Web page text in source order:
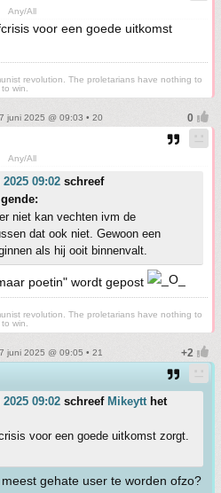
Any/All
voor een goede uitkomst
revolution. The proletarians have nothing to
win.
juni 2025 @ 09:03 • 20
Any/All
09:02 schreef
niet kan vechten ivm de
dat ook niet. Gewoon een
als hij ooit binnenvalt.
poetin" wordt gepost
revolution. The proletarians have nothing to
win.
juni 2025 @ 09:05 • 21
09:02 schreef Mikeytt het
voor een goede uitkomst zorgt.
gehate user te worden ofzo?